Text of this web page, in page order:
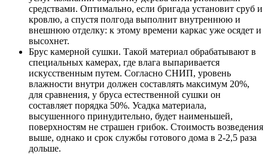
средствами. Оптимально, если бригада установит сруб и
кровлю, а спустя полгода выполнит внутреннюю и
внешнюю отделку: к этому времени каркас уже осядет и
высохнет.
Брус камерной сушки. Такой материал обрабатывают в
специальных камерах, где влага выпаривается
искусственным путем. Согласно СНИП, уровень
влажности внутри должен составлять максимум 20%,
для сравнения, у бруса естественной сушки он
составляет порядка 50%. Усадка материала,
высушенного принудительно, будет наименьшей,
поверхностям не страшен грибок. Стоимость возведения
выше, однако и срок службы готового дома в 2-2,5 раза
дольше.